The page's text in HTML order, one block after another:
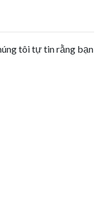
tôi tự tin rằng bạn